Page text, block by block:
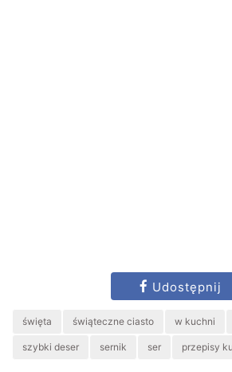
Udostępnij
święta świąteczne ciasto w kuchni
szybki deser sernik ser przepisy